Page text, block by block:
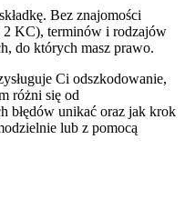
Bez znajomości
2 KC), terminów i rodzajów
do których masz prawo.
Ci odszkodowanie,
różni się od
błędów unikać oraz jak krok
lub z pomocą